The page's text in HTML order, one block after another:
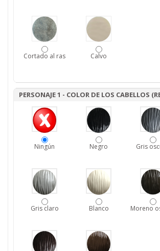
Cortado al ras Calvo
PERSONAJE 1 - COLOR DE LOS CABELLOS
Ningún Negro Gris
Gris claro Blanco Moreno